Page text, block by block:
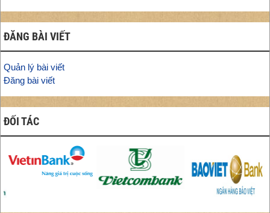
ĐĂNG BÀI VIẾT
Quản lý bài viết
Đăng bài viết
ĐỐI TÁC